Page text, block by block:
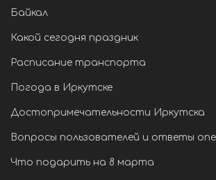
Байкал
Какой сегодня праздник
Расписание транспорта
Погода в Иркутске
Достопримечательности Иркутска
Вопросы пользователей и ответы
Что подарить на 8 марта